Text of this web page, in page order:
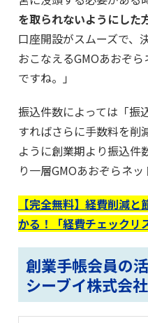
を取られないようにした
口座開設がスムーズで、
おこなえるGMOあおぞ
ですね。」
振込件数によっては「振
すればさらに手数料を削
ように創業期より振込件
り一層GMOあおぞらネッ
【完全無料】経費削減
かる！「経費チェックリ
創業手帳会員の
シーブイ株式会